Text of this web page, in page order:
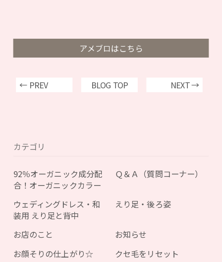
アメブロはこちら
← PREV BLOG TOP NEXT →
カテゴリ
92％オーガニック成分配
合！オーガニックカラー
Ｑ＆Ａ（質問コーナー）
ウェディングドレス・和
装用 えり足と背中
えり足・後ろ姿
お店のこと
お知らせ
お顔そりの仕上がり☆
クセ毛をリセット